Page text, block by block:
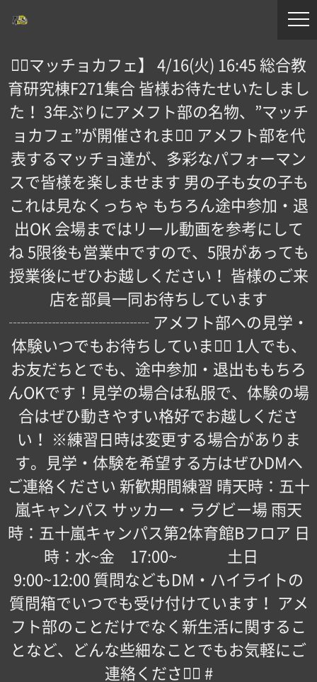
【🏽マッチョカフェ️】 4/16(火) 16:45 総合教
育研究棟F271集合 皆様お待たせいたしまし
た！ 3年ぶりにアメフト部の名物、”マッチ
ョカフェ”が開催されます🏽 アメフト部を代
表するマッチョ達が、多彩なパフォーマン
スで皆様を楽しませます 男の子も女の子も
これは見なくっちゃ もちろん途中参加・退
出OK 会場まではリール動画を参考にして
ね 5限後も営業中ですので、5限があっても
授業後にぜひお越しください！ 皆様のご来
店を部員一同お待ちしています
┈┈┈┈┈┈┈┈┈ アメフト部への見学・
体験いつでもお待ちしています🏻 1人でも、
お友だちとでも、途中参加・退出ももちろ
んOKです！見学の場合は私服で、体験の場
合はぜひ動きやすい格好でお越しくださ
い！ ※練習日時は変更する場合がありま
す。見学・体験を希望する方はぜひDMへ
ご連絡ください 新歓期間練習 晴天時：五十
嵐キャンパス サッカー・ラグビー場 雨天
時：五十嵐キャンパス第2体育館Bフロア 日
時：水~金 17:00~ 土日
9:00~12:00 質問などもDM・ハイライトの
質問箱でいつでも受け付けています！ アメ
フト部のことだけでなく新生活に関するこ
となど、どんな些細なことでもお気軽にご
連絡ください🏻 #